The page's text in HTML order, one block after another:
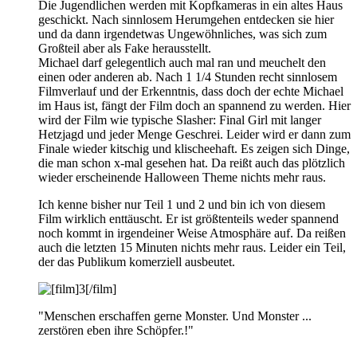
Die Jugendlichen werden mit Kopfkameras in ein altes Haus
geschickt. Nach sinnlosem Herumgehen entdecken sie hier
und da dann irgendetwas Ungewöhnliches, was sich zum
Großteil aber als Fake herausstellt.
Michael darf gelegentlich auch mal ran und meuchelt den
einen oder anderen ab. Nach 1 1/4 Stunden recht sinnlosem
Filmverlauf und der Erkenntnis, dass doch der echte Michael
im Haus ist, fängt der Film doch an spannend zu werden. Hier
wird der Film wie typische Slasher: Final Girl mit langer
Hetzjagd und jeder Menge Geschrei. Leider wird er dann zum
Finale wieder kitschig und klischeehaft. Es zeigen sich Dinge,
die man schon x-mal gesehen hat. Da reißt auch das plötzlich
wieder erscheinende Halloween Theme nichts mehr raus.
Ich kenne bisher nur Teil 1 und 2 und bin ich von diesem
Film wirklich enttäuscht. Er ist größtenteils weder spannend
noch kommt in irgendeiner Weise Atmosphäre auf. Da reißen
auch die letzten 15 Minuten nichts mehr raus. Leider ein Teil,
der das Publikum komerziell ausbeutet.
"Menschen erschaffen gerne Monster. Und Monster ...
zerstören eben ihre Schöpfer.!"